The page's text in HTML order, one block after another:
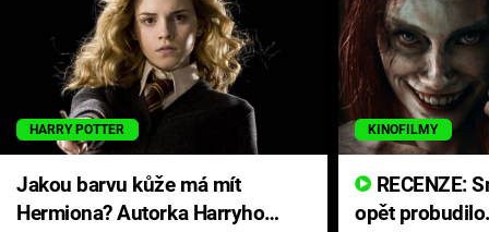
HARRY POTTER
Jakou barvu kůže má mít
Hermiona? Autorka Harryho
KINOFILMY
opět